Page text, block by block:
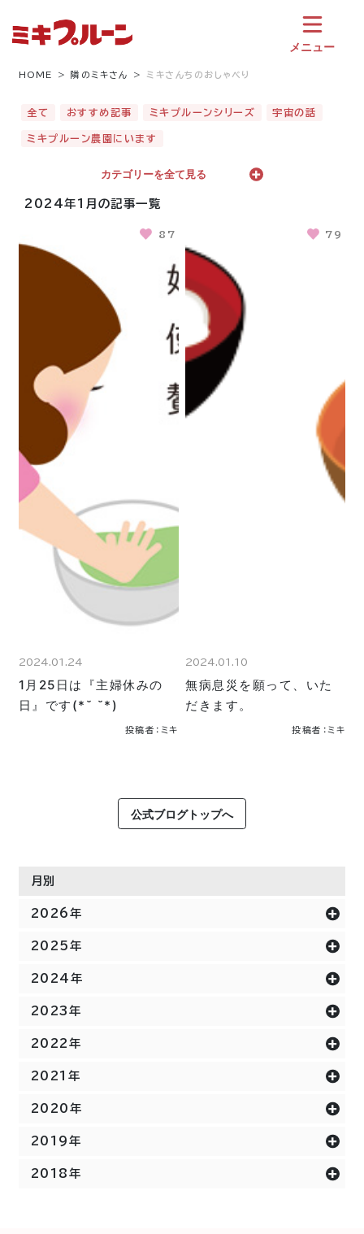
メニュー
HOME 隣のミキさん ミキさんちのおしゃべり
全て おすすめ記事 ミキプルーンシリーズ 宇宙の話
ミキプルーン農園にいます
カテゴリーを全て見る
2024年1月の記事一覧
87
2024.01.24
1月25日は『主婦休みの
日』です(*˘ ˘*)
投稿者：ミキ
79
2024.01.10
無病息災を願って、いた
だきます。
投稿者：ミキ
公式ブログトップへ
月別
2026年
2025年
2024年
2023年
2022年
2021年
2020年
2019年
2018年